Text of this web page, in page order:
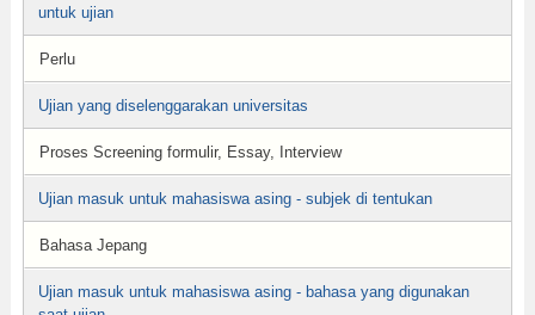
untuk ujian
Perlu
Ujian yang diselenggarakan universitas
Proses Screening formulir, Essay, Interview
Ujian masuk untuk mahasiswa asing - subjek di tentukan
Bahasa Jepang
Ujian masuk untuk mahasiswa asing - bahasa yang digunakan